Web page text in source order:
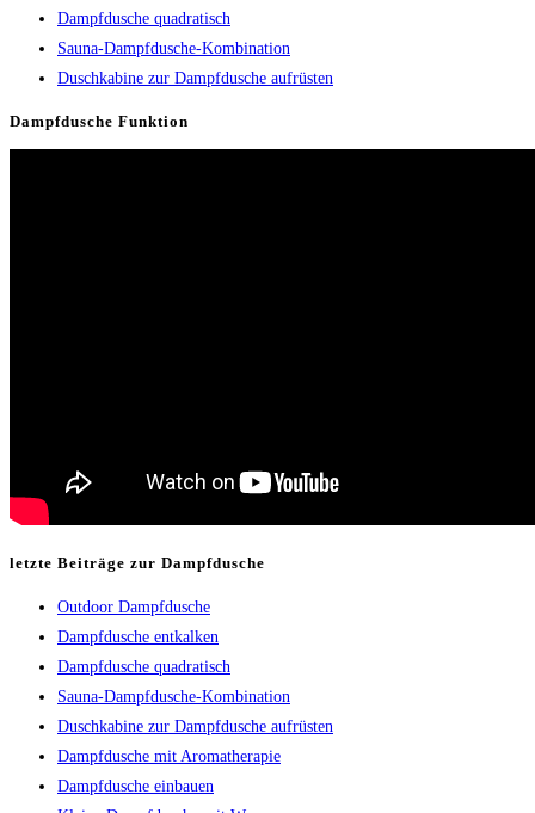
Dampfdusche quadratisch
Sauna-Dampfdusche-Kombination
Duschkabine zur Dampfdusche aufrüsten
Dampfdusche Funktion
letzte Beiträge zur Dampfdusche
Outdoor Dampfdusche
Dampfdusche entkalken
Dampfdusche quadratisch
Sauna-Dampfdusche-Kombination
Duschkabine zur Dampfdusche aufrüsten
Dampfdusche mit Aromatherapie
Dampfdusche einbauen